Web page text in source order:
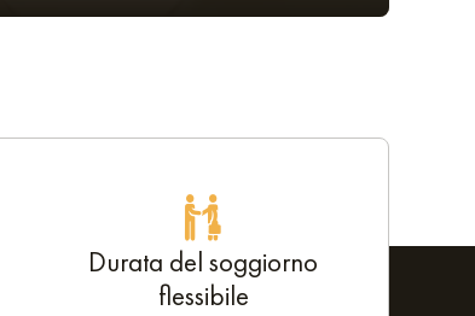
Durata del soggiorno
flessibile